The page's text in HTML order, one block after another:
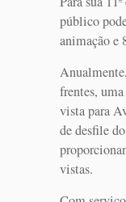
público
animação e
frentes,
vista para
de desfile do
vistas.